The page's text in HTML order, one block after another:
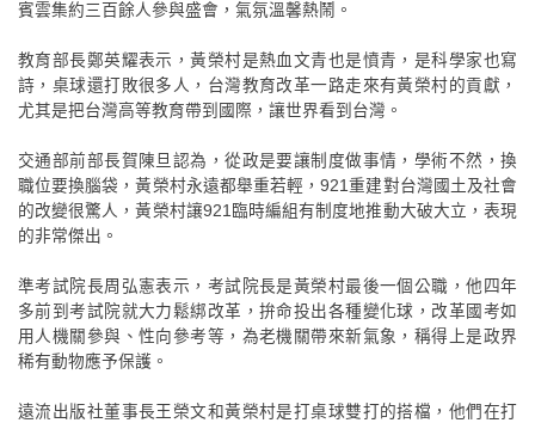
賓雲集約三百餘人參與盛會，氣氛溫馨熱鬧。
教育部長鄭英耀表示，黃榮村是熱血文青也是憤青，是科學家也寫
詩，桌球還打敗很多人，台灣教育改革一路走來有黃榮村的貢獻，
尤其是把台灣高等教育帶到國際，讓世界看到台灣。
交通部前部長賀陳旦認為，從政是要讓制度做事情，學術不然，換
職位要換腦袋，黃榮村永遠都舉重若輕，921重建對台灣國土及社會
的改變很驚人，黃榮村讓921臨時編組有制度地推動大破大立，表現
的非常傑出。
準考試院長周弘憲表示，考試院長是黃榮村最後一個公職，他四年
多前到考試院就大力鬆綁改革，拚命投出各種變化球，改革國考如
用人機關參與、性向參考等，為老機關帶來新氣象，稱得上是政界
稀有動物應予保護。
遠流出版社董事長王榮文和黃榮村是打桌球雙打的搭檔，他們在打